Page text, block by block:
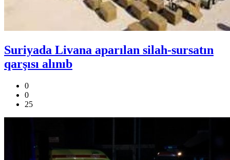
Suriyada Livana aparılan silah-sursatın
qarşısı alınıb
0
0
25